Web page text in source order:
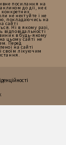
посилання на
до дії, не є
конкретних
не нехтуйте і не
покладаючись на
сайті
Ні в якому разі,
в будь-якому
цьому сайті не
Перед
на сайті
своїм лікуючим